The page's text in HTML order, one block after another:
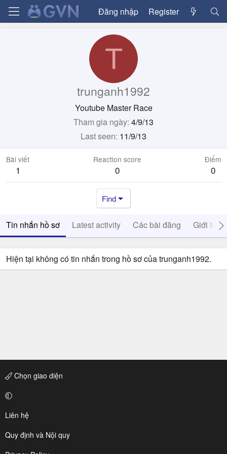
Đăng nhập Register
T
trunganh1992
Youtube Master Race
Tham gia ngày 4/9/13
Last seen 11/9/13
Bài viết
1
Reaction score
0
Điểm
0
Find
Tin nhắn hồ sơ Latest activity Các bài đăng Giới thiệu
Hiện tại không có tin nhắn trong hồ sơ của trunganh1992.
Chọn giao diện
Liên hệ
Quy định và Nội quy